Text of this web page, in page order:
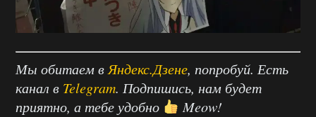
Мы обитаем вЯндекс.Дзене, попробуй. Есть
канал в Telegram. Подпишись, нам будет
приятно, а тебе удобно
Meow!